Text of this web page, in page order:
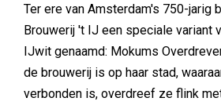
Ter ere van Amsterdam's 750-jarig
Brouwerij 't IJ een speciale variant
IJwit genaamd: Mokums
de brouwerij is op haar stad,
verbonden is, overdreef ze flink